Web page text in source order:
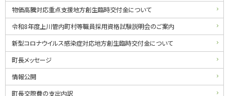
メ
ニ
ュ
ー
物価高騰対応重点支援地方創生臨時交付金について
令和8年度上川管内町村等職員採用資格試験説明会のご案内
新型コロナウイルス感染症対応地方創生臨時交付金について
町長メッセージ
情報公開
町長交際費の支出内訳